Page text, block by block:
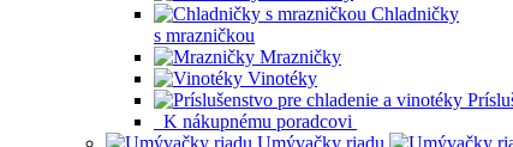
Chladničky
s mrazničkou
Mrazničky
Vinotéky
K nákupnému poradcovi
Umývačky riadu